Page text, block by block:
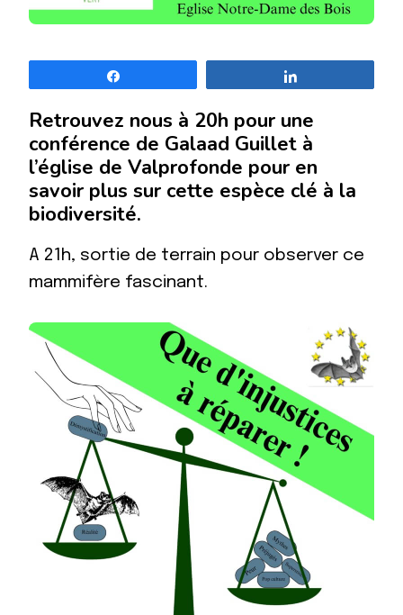
Retrouvez nous à 20h pour une
conférence de Galaad Guillet à
l’église de Valprofonde pour en
savoir plus sur cette espèce clé à la
biodiversité.
A 21h, sortie de terrain pour observer ce
mammifère fascinant.